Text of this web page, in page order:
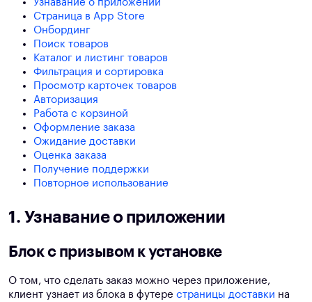
Узнавание о приложении
Страница в App Store
Онбординг
Поиск товаров
Каталог и листинг товаров
Фильтрация и сортировка
Просмотр карточек товаров
Авторизация
Работа с корзиной
Оформление заказа
Ожидание доставки
Оценка заказа
Получение поддержки
Повторное использование
1. Узнавание о приложении
Блок с призывом к установке
О том, что сделать заказ можно через приложение,
клиент узнает из блока в футере страницы доставки на